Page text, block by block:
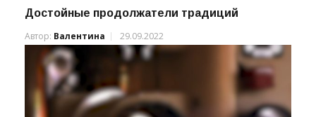
Достойные продолжатели традиций
Автор:Валентина 29.09.2022